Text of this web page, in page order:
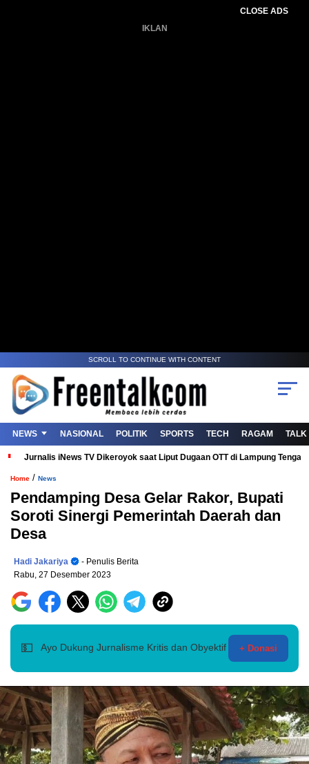
CLOSE ADS
IKLAN
SCROLL TO CONTINUE WITH CONTENT
NEWS NASIONAL POLITIK SPORTS TECH RAGAM TALK
Jurnalis iNews TV Dikeroyok saat Liput Dugaan OTT di Lampung
Home / News
Pendamping Desa Gelar Rakor, Bupati
Soroti Sinergi Pemerintah Daerah dan
Desa
Hadi Jakariya
- Penulis Berita
Rabu, 27 Desember 2023
💵 Ayo Dukung Jurnalisme Kritis dan Obyektif + Donasi